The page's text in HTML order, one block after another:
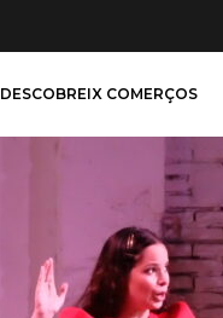
DESCOBREIX COMERÇOS